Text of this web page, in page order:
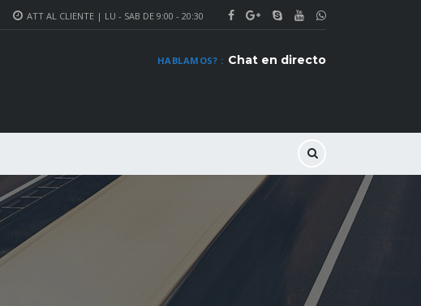
ATT AL CLIENTE | LU - SAB DE 9:00 - 20:30
HABLAMOS? : Chat en directo